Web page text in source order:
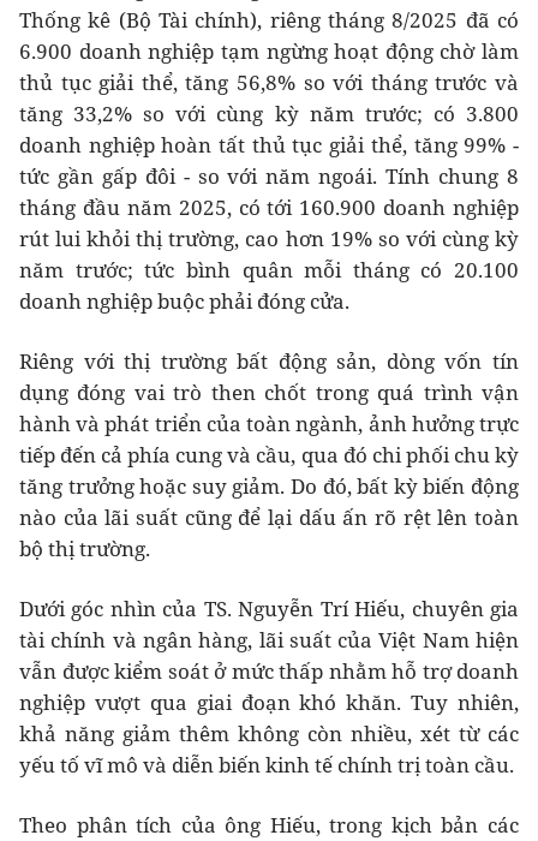
Thống kê (Bộ Tài chính), riêng tháng 8/2025 đã có
6.900 doanh nghiệp tạm ngừng hoạt động chờ làm
thủ tục giải thể, tăng 56,8% so với tháng trước và
tăng 33,2% so với cùng kỳ năm trước; có 3.800
doanh nghiệp hoàn tất thủ tục giải thể, tăng 99% -
tức gần gấp đôi - so với năm ngoái. Tính chung 8
tháng đầu năm 2025, có tới 160.900 doanh nghiệp
rút lui khỏi thị trường, cao hơn 19% so với cùng kỳ
năm trước; tức bình quân mỗi tháng có 20.100
doanh nghiệp buộc phải đóng cửa.
Riêng với thị trường bất động sản, dòng vốn tín
dụng đóng vai trò then chốt trong quá trình vận
hành và phát triển của toàn ngành, ảnh hưởng trực
tiếp đến cả phía cung và cầu, qua đó chi phối chu kỳ
tăng trưởng hoặc suy giảm. Do đó, bất kỳ biến động
nào của lãi suất cũng để lại dấu ấn rõ rệt lên toàn
bộ thị trường.
Dưới góc nhìn của TS. Nguyễn Trí Hiếu, chuyên gia
tài chính và ngân hàng, lãi suất của Việt Nam hiện
vẫn được kiểm soát ở mức thấp nhằm hỗ trợ doanh
nghiệp vượt qua giai đoạn khó khăn. Tuy nhiên,
khả năng giảm thêm không còn nhiều, xét từ các
yếu tố vĩ mô và diễn biến kinh tế chính trị toàn cầu.
Theo phân tích của ông Hiếu, trong kịch bản các